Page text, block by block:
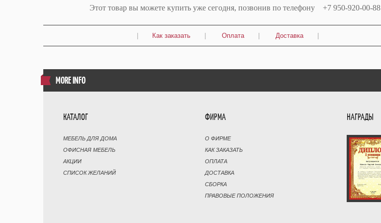
Этот товар вы можете купить уже сегодня, позвонив по телефону +7 950-920-00-88
Как заказать Оплата Доставка
MORE INFO
КАТАЛОГ
МЕБЕЛЬ ДЛЯ ДОМА
ОФИСНАЯ МЕБЕЛЬ
АКЦИИ
СПИСОК ЖЕЛАНИЙ
ФИРМА
О ФИРМЕ
КАК ЗАКАЗАТЬ
ОПЛАТА
ДОСТАВКА
СБОРКА
ПРАВОВЫЕ ПОЛОЖЕНИЯ
НАГРАДЫ